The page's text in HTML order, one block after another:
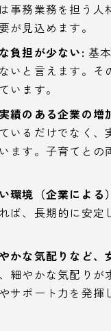
事務業務を担う
が見込めます。
負担が少ない: 基
いと言えます。
います。
績のある企業の増
いるだけでなく
ます。子育てと
環境（企業による
ば、長期的に安
かな気配りなど
細やかな気配り
サポート力を発揮